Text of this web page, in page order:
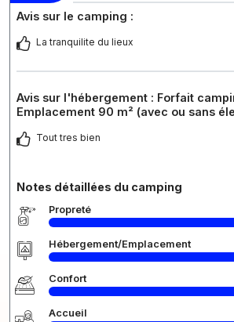
Avis sur le camping :
La tranquilite du lieux
Avis sur l'hébergement : Forfait
Emplacement 90 m² (avec ou sans
Tout tres bien
Notes détaillées du camping
Propreté
Hébergement/Emplacement
Confort
Accueil